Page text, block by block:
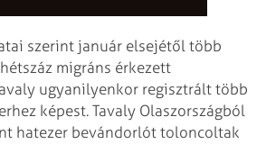
szerint január elsejétől több
migráns érkezett
ugyanilyenkor regisztrált több
képest. Tavaly Olaszországból
hatezer bevándorlót toloncoltak